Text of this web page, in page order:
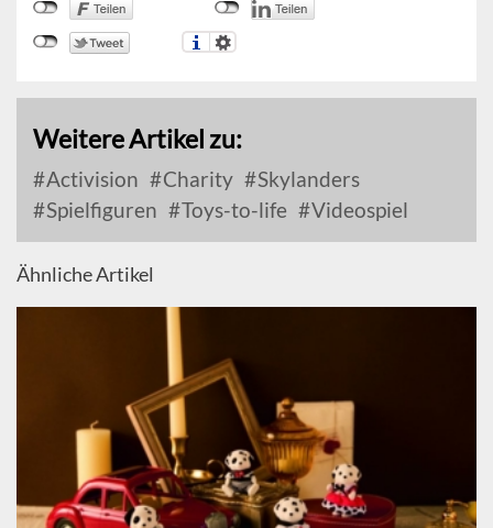
Weitere Artikel zu:
Activision Charity
Skylanders
Spielfiguren
Toys-to-life Videospiel
Ähnliche Artikel